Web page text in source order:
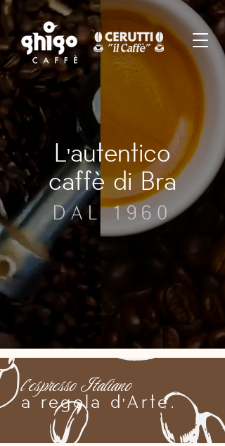
L'autentico
caffè di Bra
DAL 1960
l'espresso Italiano
a regola d'Arte.